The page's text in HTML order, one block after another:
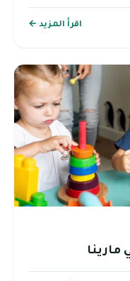
اقرأ المزيد ←